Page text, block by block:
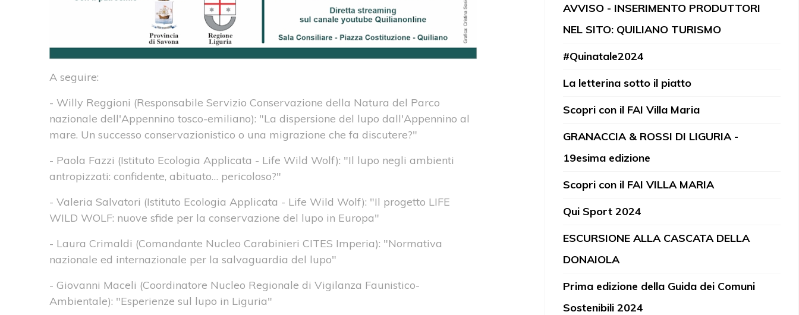
A seguire:
- Willy Reggioni (Responsabile Servizio Conservazione della Natura del Parco
nazionale dell'Appennino tosco-emiliano): "La dispersione del lupo dall'Appennino al
mare. Un successo conservazionistico o una migrazione che fa discutere?"
- Paola Fazzi (Istituto Ecologia Applicata - Life Wild Wolf): "Il lupo negli ambienti
antropizzati: confidente, abituato… pericoloso?"
- Valeria Salvatori (Istituto Ecologia Applicata - Life Wild Wolf): "Il progetto LIFE
WILD WOLF: nuove sfide per la conservazione del lupo in Europa"
- Laura Crimaldi (Comandante Nucleo Carabinieri CITES Imperia): "Normativa
nazionale ed internazionale per la salvaguardia del lupo"
- Giovanni Maceli (Coordinatore Nucleo Regionale di Vigilanza Faunistico-
Ambientale): "Esperienze sul lupo in Liguria"
AVVISO - INSERIMENTO PRODUTTORI
NEL SITO: QUILIANO TURISMO
#Quinatale2024
La letterina sotto il piatto
Scopri con il FAI Villa Maria
GRANACCIA & ROSSI DI LIGURIA -
19esima edizione
Scopri con il FAI VILLA MARIA
Qui Sport 2024
ESCURSIONE ALLA CASCATA DELLA
DONAIOLA
Prima edizione della Guida dei Comuni
Sostenibili 2024